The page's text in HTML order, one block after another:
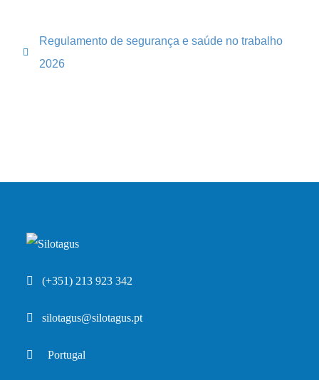
Regulamento de segurança e saúde no trabalho
2026
(+351) 213 923 342
silotagus@silotagus.pt
Portugal